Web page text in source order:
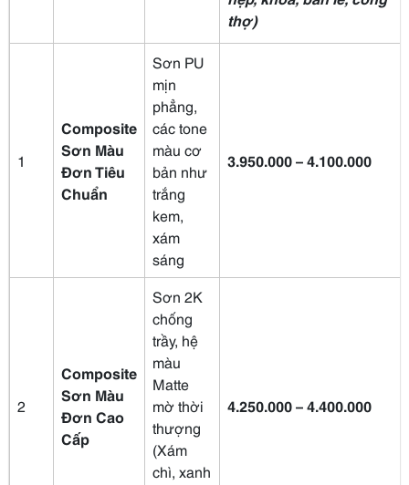
thợ)
1
Composite
Sơn Màu
Đơn Tiêu
Chuẩn
Sơn PU
mịn
phẳng,
các tone
màu cơ
bản như
trắng
kem,
xám
sáng
3.950.000 – 4.100.000
2
Composite
Sơn Màu
Đơn Cao
Cấp
Sơn 2K
chống
trầy, hệ
màu
Matte
mờ thời
thượng
(Xám
chì, xanh
4.250.000 – 4.400.000